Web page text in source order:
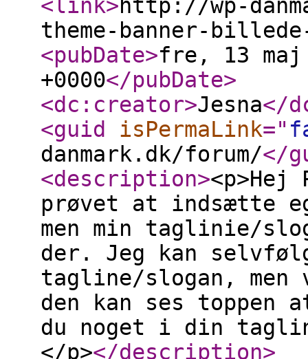
<link>http://wp-
theme-banner-
<pubDate>fre, 13 maj
+0000</pubDate>
<dc:creator>Jesna</
<guid
isPermaLink="
danmark.dk/forum/</
<description><p>Hej
prøvet at indsætte
men min taglinie/
der. Jeg kan
tagline/slogan, men
den kan ses
du noget i din
</p></description>